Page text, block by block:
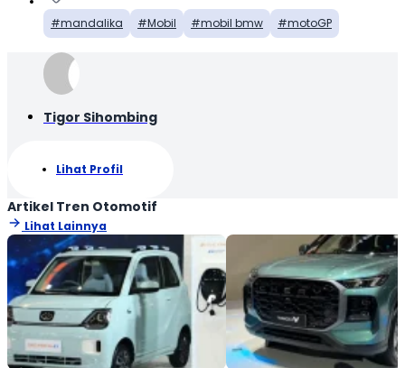
mandalika Mobil mobil bmw motoGP
Tigor Sihombing
Lihat Profil
Artikel Tren Otomotif
Lihat Lainnya